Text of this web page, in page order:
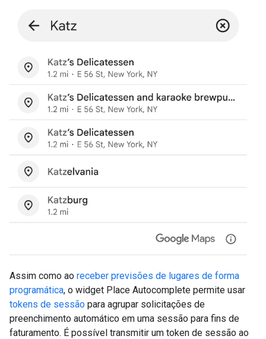
Assim como ao receber previsões de lugares de forma
programática, o widget Place Autocomplete permite usar
tokens de sessão para agrupar solicitações de
preenchimento automático em uma sessão para fins de
faturamento. É possível transmitir um token de sessão ao